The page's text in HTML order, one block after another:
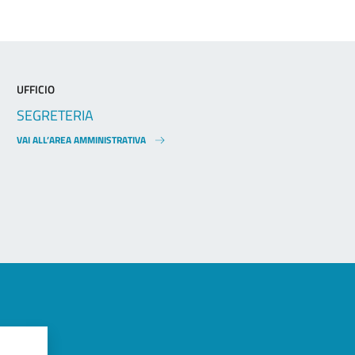
UFFICIO
SEGRETERIA
VAI ALL’AREA AMMINISTRATIVA